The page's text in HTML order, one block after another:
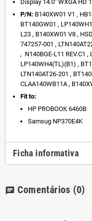
Display 14.0" WXGA HD
P/N: B140XW01 V1 ,
BT140GW01 ,
L23 , B140XW01 V8 ,
747257-001 ,
, N140BGE-L11 REV.C1
LP140WH4(TL)(B1) ,
LTN140AT26-201 ,
CLAA140WB11A ,
Fit to:
HP PROBOOK 6460B
Samsug NP370E4K
Ficha informativa
chat Comentários (0)